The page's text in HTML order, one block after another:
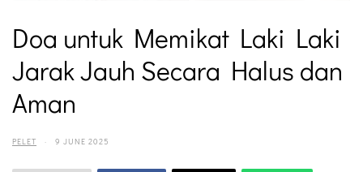
Doa untuk Memikat Laki Laki
Jarak Jauh Secara Halus dan
Aman
PELET · 9 JUNE 2025